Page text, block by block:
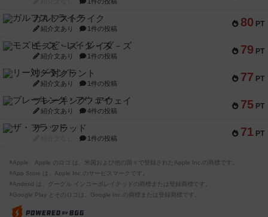
80 PT
ガルフストライク
紹介文あり 1件の投稿
79 PT
モズビ－ズ・レイダ－ズ
紹介文あり 1件の投稿
77 PT
リー対グラント
紹介文あり 1件の投稿
75 PT
ブレーキング・アウェイ
紹介文あり 4件の投稿
71 PT
ザ・フラッド
1件の投稿
※Apple、Apple のロゴ は、米国および他の国々で登録されたApple Inc.の商標です。
※App Store は、Apple Inc.のサービスマークです。
※Android は、グーグル インコーポレイテッドの商標または登録商標です。
※Google Play とそのロゴは、Google Inc.の商標または登録商標です。